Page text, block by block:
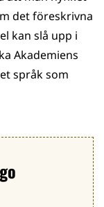
det föreskrivna
kan slå upp i
Akademiens
språk som